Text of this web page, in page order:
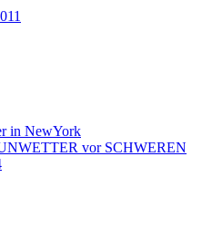
in NewYork
vor SCHWEREN